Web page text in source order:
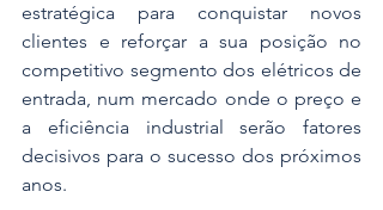
estratégica para conquistar novos
clientes e reforçar a sua posição no
competitivo segmento dos elétricos de
entrada, num mercado onde o preço e
a eficiência industrial serão fatores
decisivos para o sucesso dos próximos
anos.